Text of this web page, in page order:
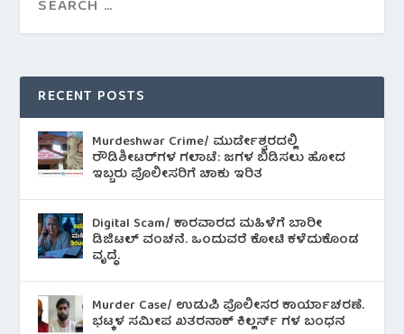
RECENT POSTS
Murdeshwar Crime/ ಮುರ್ಡೇಶ್ವರದಲ್ಲಿ
ರೌಡಿಶೀಟರ್‌ಗಳ ಗಲಾಟೆ: ಜಗಳ ಬಿಡಿಸಲು ಹೋದ
ಇಬ್ಬರು ಪೊಲೀಸರಿಗೆ ಚಾಕು ಇರಿತ
Digital Scam/ ಕಾರವಾರದ ಮಹಿಳೆಗೆ ಬಾರೀ
ಡಿಜಿಟಲ್ ವಂಚನೆ. ಒಂದುವರೆ ಕೋಟಿ ಕಳೆದುಕೊಂಡ
ವೃದ್ಧೆ.
Murder Case/ ಉಡುಪಿ ಪೊಲೀಸರ ಕಾರ್ಯಾಚರಣೆ.
ಭಟ್ಕಳ ಸಮೀಪ ಖತರನಾಕ್ ಕಿಲ್ಲರ್ಸ್ ಗಳ ಬಂಧನ